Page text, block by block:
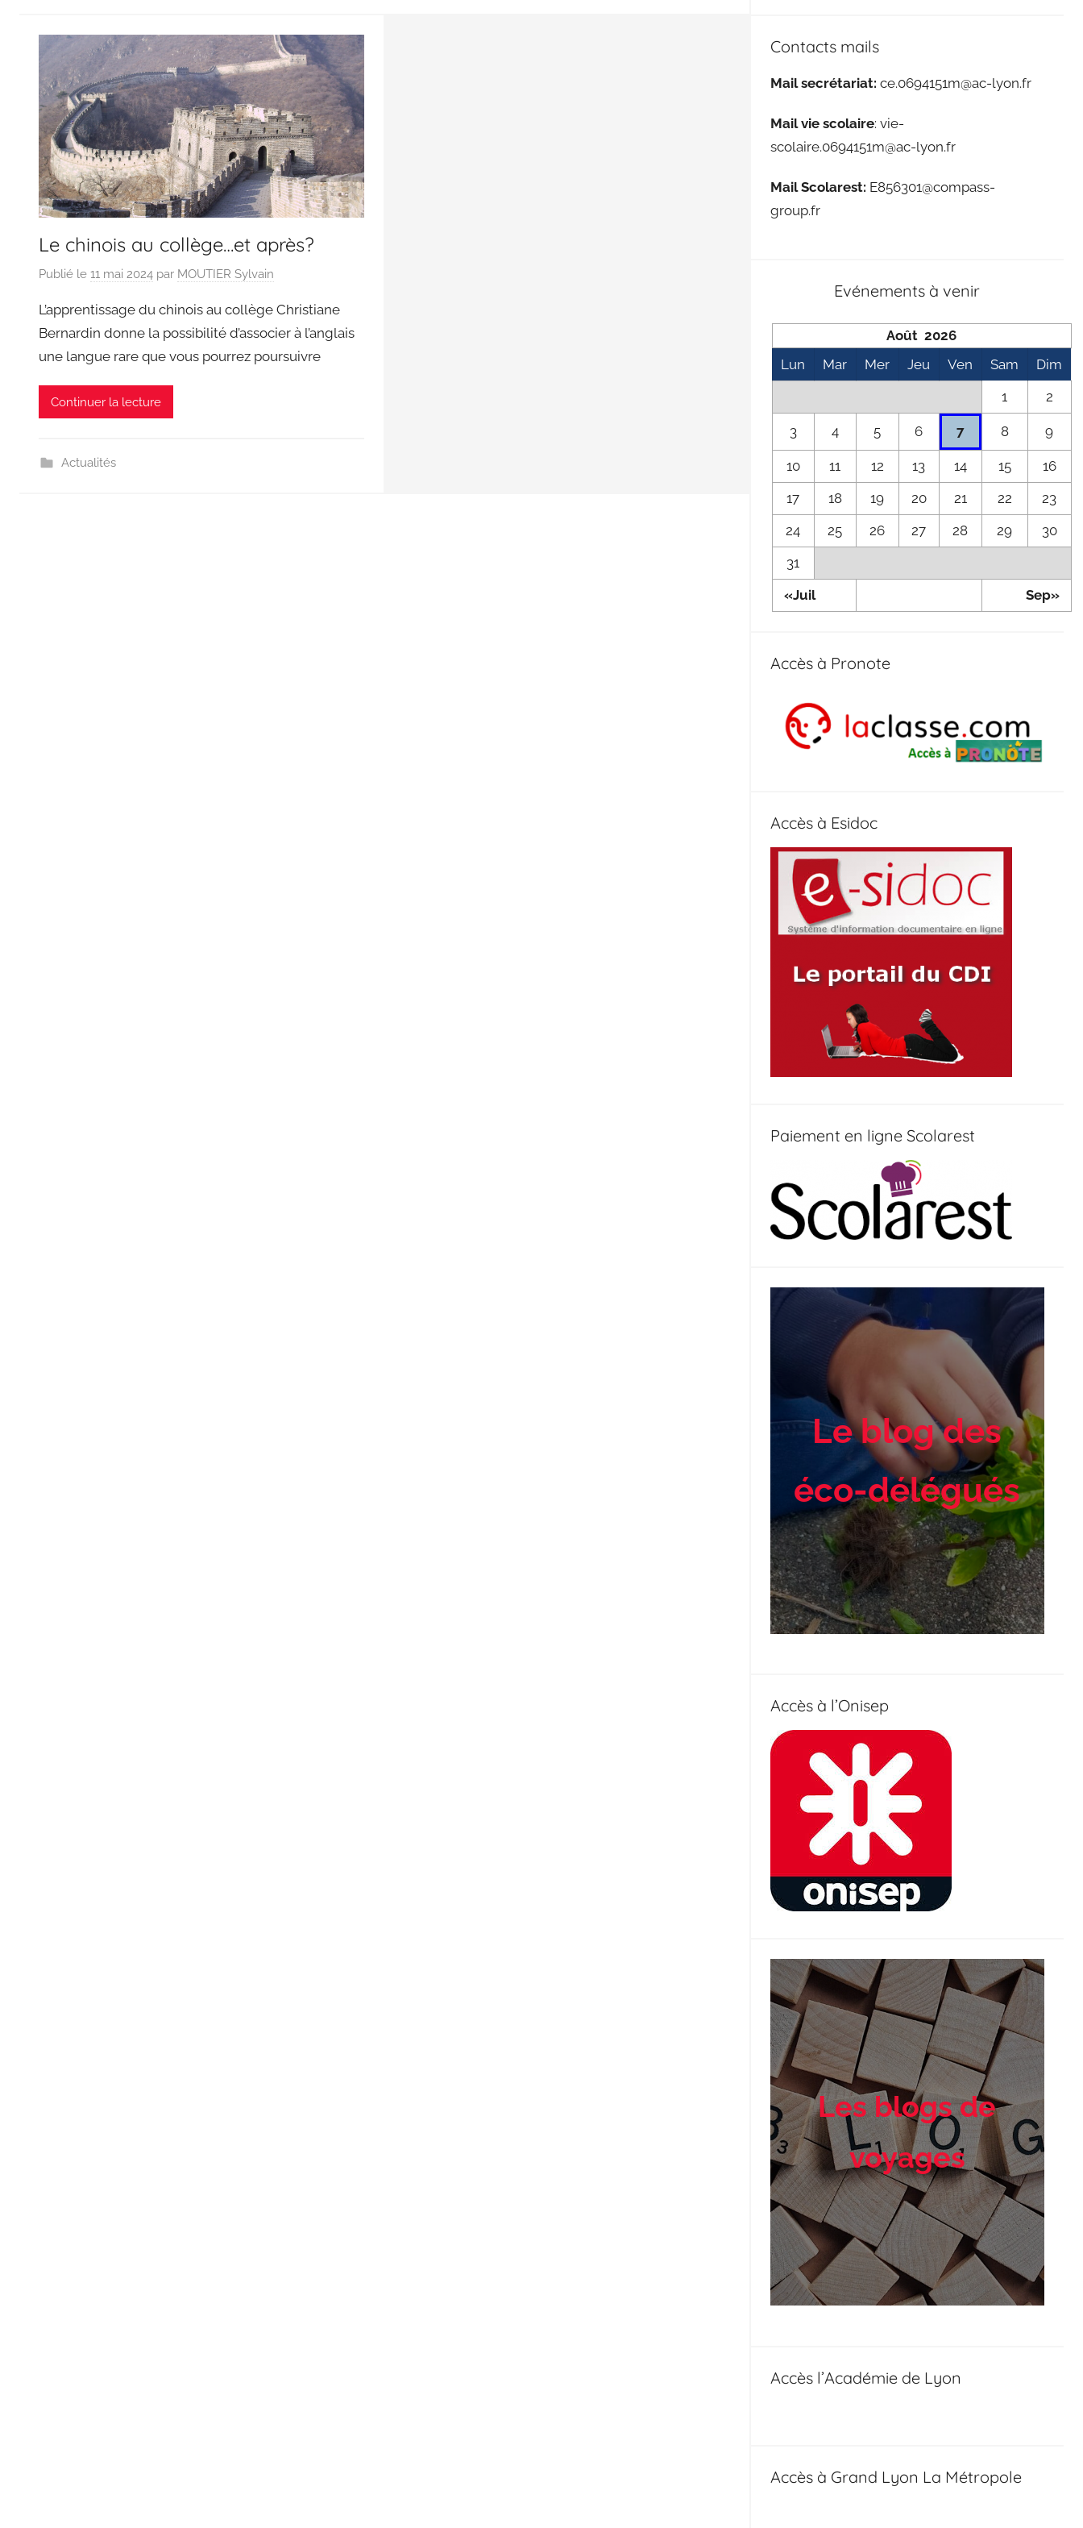
Le chinois au collège…et après?
Publié le 11 mai 2024 par MOUTIER Sylvain
L’apprentissage du chinois au collège Christiane
Bernardin donne la possibilité d’associer à l’anglais
une langue rare que vous pourrez poursuivre
Continuer la lecture
Actualités
Contacts mails
Mail secrétariat: ce.0694151m@ac-lyon.fr
Mail vie scolaire: vie-
scolaire.0694151m@ac-lyon.fr
Mail Scolarest: E856301@compass-
group.fr
Evénements à venir
Août 2026
Lun
Mar Mer Jeu Ven Sam Dim
«Juil Sep»
1 2
3 4 5 6 7 8 9
10 11 12 13 14 15
16
17
18 19 20 21 22
23
24
25 26 27 28 29
30
31
Accès à Pronote
Accès à Esidoc
Paiement en ligne Scolarest
Le blog des
éco-délégués
Accès à l’Onisep
Les blogs de
voyages
Accès l’Académie de Lyon
Accès à Grand Lyon La Métropole